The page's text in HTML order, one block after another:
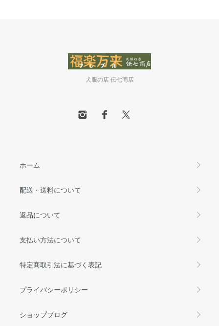
犬服の店 伝七商店
ホーム
配送・送料について
返品について
支払い方法について
特定商取引法に基づく表記
プライバシーポリシー
ショップブログ